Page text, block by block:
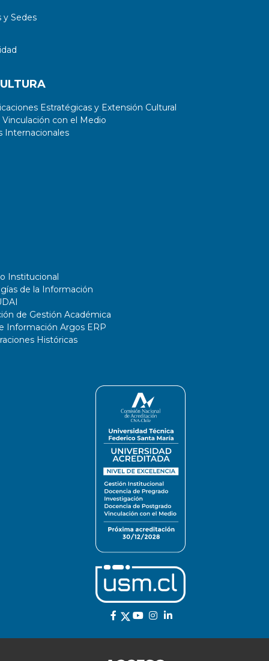
Sedes
Estratégicas y Extensión Cultural
con el Medio
Internacionales
Institucional
de la Información
de Gestión Académica
Información Argos ERP
Históricas